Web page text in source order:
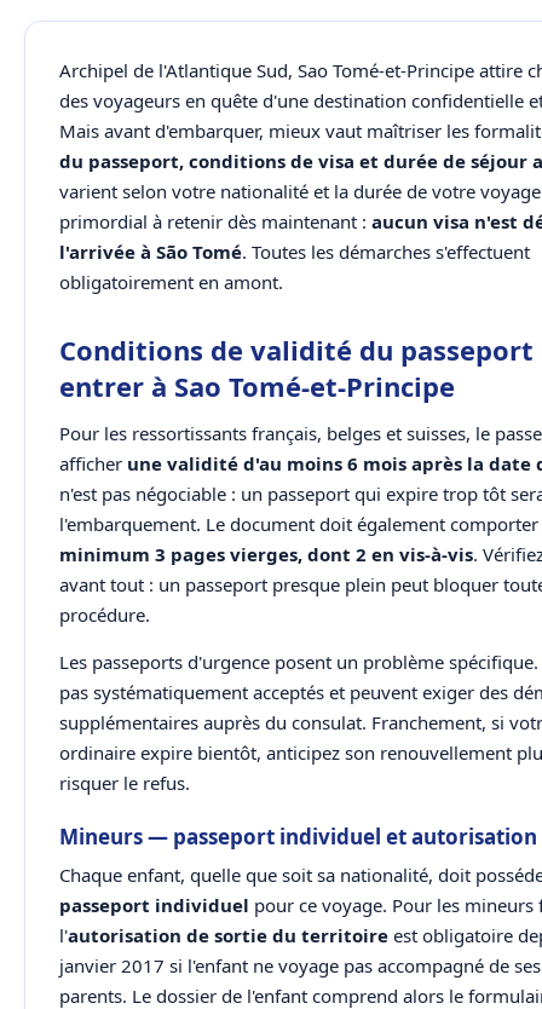
Archipel de l'Atlantique Sud, Sao Tomé-et-Principe attire
des voyageurs en quête d'une destination confidentielle
Mais avant d'embarquer, mieux vaut maîtriser les
du passeport, conditions de visa et durée de séjour
varient selon votre nationalité et la durée de votre
primordial à retenir dès maintenant : aucun visa n'est
l'arrivée à São Tomé. Toutes les démarches s'effectuent
obligatoirement en amont.
Conditions de validité du
entrer à Sao Tomé-et-Principe
Pour les ressortissants français, belges et suisses, le
afficher une validité d'au moins 6 mois après la date
n'est pas négociable : un passeport qui expire trop tôt
l'embarquement. Le document doit également comporter
minimum 3 pages vierges, dont 2 en vis-à-vis.
avant tout : un passeport presque plein peut bloquer
procédure.
Les passeports d'urgence posent un problème
pas systématiquement acceptés et peuvent exiger des
supplémentaires auprès du consulat. Franchement, si
ordinaire expire bientôt, anticipez son renouvellement
risquer le refus.
Mineurs — passeport individuel et
Chaque enfant, quelle que soit sa nationalité, doit
passeport individuel pour ce voyage. Pour les mineurs
l'autorisation de sortie du territoire est obligatoire
janvier 2017 si l'enfant ne voyage pas accompagné de
parents. Le dossier de l'enfant comprend alors le